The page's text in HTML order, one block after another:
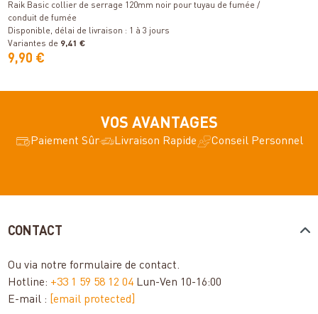
Raik Basic collier de serrage 120mm noir pour tuyau de fumée /
conduit de fumée
Disponible, délai de livraison : 1 à 3 jours
Variantes de 9,41 €
9,90 €
VOS AVANTAGES
Paiement Sûr Livraison Rapide Conseil Personnel
CONTACT
Ou via notreformulaire de contact.
Hotline: +33 1 59 58 12 04 Lun-Ven 10-16:00
E-mail :
[email protected]